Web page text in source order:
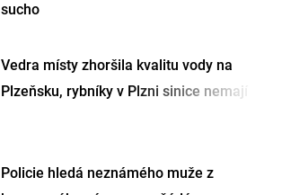
sucho
Vedra místy zhoršila kvalitu vody na
Plzeňsku, rybníky v Plzni sinice nemají
Policie hledá neznámého muže z